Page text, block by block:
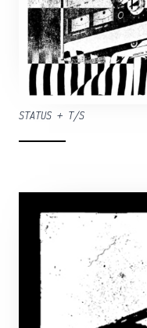
STATUS + T/S